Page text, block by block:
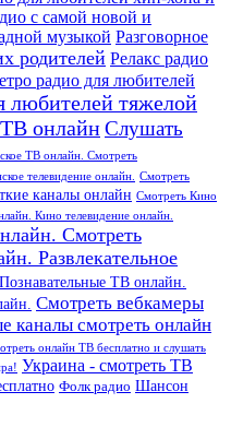
с самой новой и
музыкой Разговорное
родителей Релакс радио
радио для любителей
любителей тяжелой
онлайнСлушать
ТВ онлайн. Смотреть
телевидение онлайн. Смотреть
каналы онлайн Смотреть Кино
Кино телевидение онлайн.
Смотреть
Развлекательное
ТВ онлайн.
Смотреть вебкамеры
каналы смотреть онлайн
онлайн ТВ бесплатно и слушать
Украина - смотреть ТВ
Фолк радио Шансон